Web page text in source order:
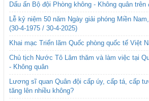
Dấu ấn Bộ đội Phòng không - Không quân
Lễ kỷ niệm 50 năm Ngày giải phóng Miền
(30-4-1975 / 30-4-2025)
Khai mạc Triển lãm Quốc phòng quốc tế Việt
Chủ tịch Nước Tô Lâm thăm và làm việc tại
- Không quân
Lương sĩ quan Quân đội cấp úy, cấp tá, cấp
tăng lên nhiều không?